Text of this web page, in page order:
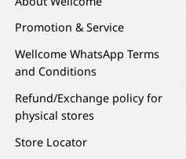
Promotion & Service
Wellcome WhatsApp Terms
and Conditions
Refund/Exchange policy for
physical stores
Store Locator